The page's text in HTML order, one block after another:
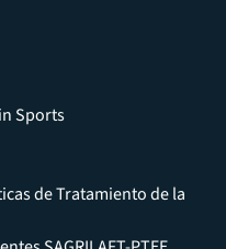
Sports
de Tratamiento de la